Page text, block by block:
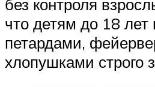
без контроля
что детям до 18 лет
петардами,
хлопушками строго